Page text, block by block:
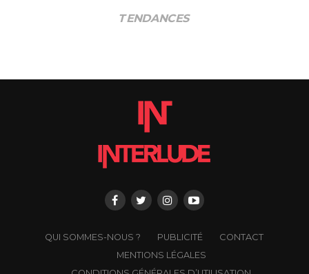
TENDANCES
QUI SOMMES-NOUS ? PUBLICITÉ
CONTACT
MENTIONS LÉGALES